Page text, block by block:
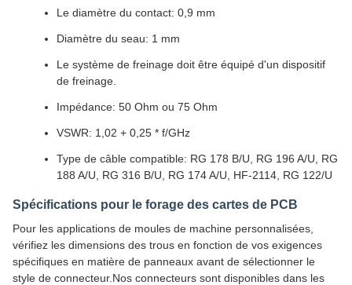
Le diamètre du contact: 0,9 mm
Diamètre du seau: 1 mm
Le système de freinage doit être équipé d'un dispositif
de freinage.
Impédance: 50 Ohm ou 75 Ohm
VSWR: 1,02 + 0,25 * f/GHz
Type de câble compatible: RG 178 B/U, RG 196 A/U, RG
188 A/U, RG 316 B/U, RG 174 A/U, HF-2114, RG 122/U
Spécifications pour le forage des cartes de PCB
Pour les applications de moules de machine personnalisées,
vérifiez les dimensions des trous en fonction de vos exigences
spécifiques en matière de panneaux avant de sélectionner le
style de connecteur.Nos connecteurs sont disponibles dans les